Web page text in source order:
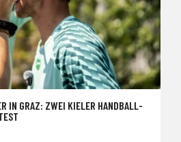
IN GRAZ: ZWEI KIELER HANDBALL-